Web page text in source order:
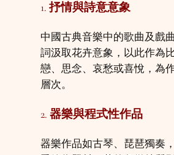
1.抒情與詩意意象
中國古典音樂中的歌曲及戲
詞汲取花卉意象，以此作為
戀、思念、哀愁或喜悅，為
層次。
2.器樂與程式性作品
器樂作品如古琴、琵琶獨奏